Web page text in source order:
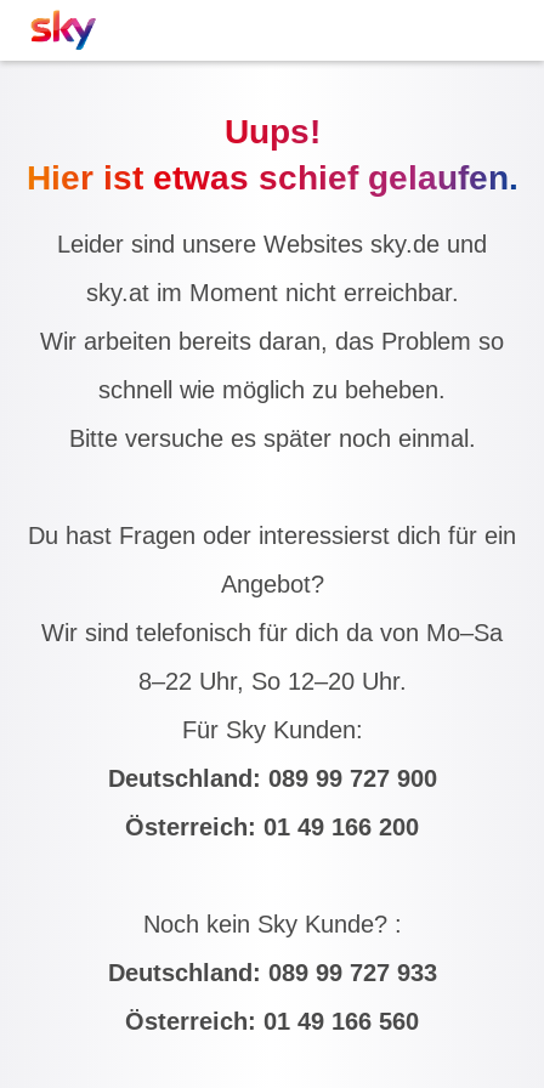
Uups!
Hier ist etwas schief gelaufen.
Leider sind unsere Websites sky.de und
sky.at im Moment nicht erreichbar.
Wir arbeiten bereits daran, das Problem so
schnell wie möglich zu beheben.
Bitte versuche es später noch einmal.
Du hast Fragen oder interessierst dich für ein
Angebot?
Wir sind telefonisch für dich da von Mo–Sa
8–22 Uhr, So 12–20 Uhr.
Für Sky Kunden:
Deutschland: 089 99 727 900
Österreich: 01 49 166 200
Noch kein Sky Kunde? :
Deutschland: 089 99 727 933
Österreich: 01 49 166 560